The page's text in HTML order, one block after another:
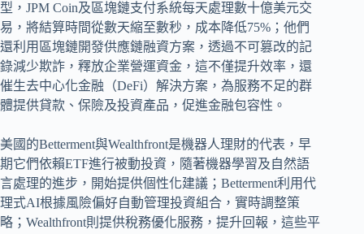
型，JPM Coin及區塊鏈支付系統每天處理數十億美元交
易，將結算時間從數天縮至數秒，成本降低75%；他們
還利用區塊鏈開發供應鏈融資方案，透過不可篡改的記
錄減少欺詐，釋放企業營運資金，這不僅提升效率，還
催生去中心化金融（DeFi）解決方案，為服務不足的群
體提供貸款、保險及投資產品，促進金融包容性。
美國的Betterment與Wealthfront是機器人理財的代表，早
期它們依賴ETF進行被動投資，隨著機器學習及自然語
言處理的進步，開始提供個性化建議；Betterment利用代
理式AI根據風險偏好自動管理投資組合，實時調整策
略；Wealthfront則提供稅務優化服務，提升回報，這些平